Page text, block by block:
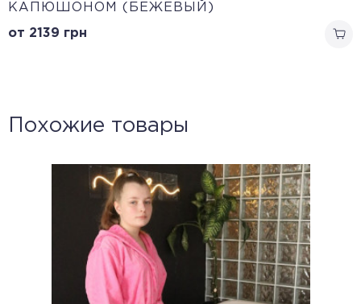
КАПЮШОНОМ (БЕЖЕВЫЙ)
от 2139 грн
Похожие товары